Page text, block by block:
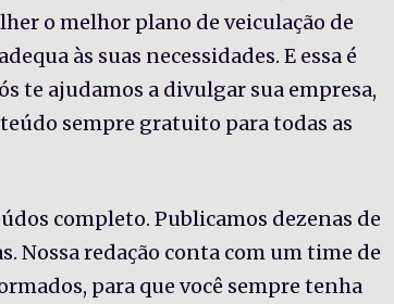
o melhor plano de veiculação de
às suas necessidades. E essa é
te ajudamos a divulgar sua empresa,
sempre gratuito para todas as
completo. Publicamos dezenas de
Nossa redação conta com um time de
para que você sempre tenha